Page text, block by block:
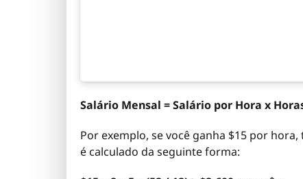
Salário Mensal = Salário por Hora x
Por exemplo, se você ganha $15 por
é calculado da seguinte forma: